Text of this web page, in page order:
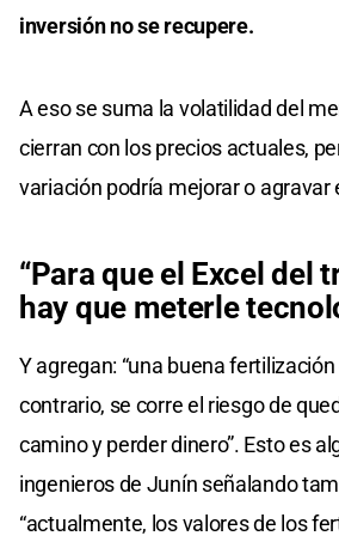
inversión no se recupere.
A eso se suma la volatilidad del
cierran con los precios actuales,
variación podría mejorar o agravar
“Para que el Excel del
hay que meterle
Y agregan: “una buena
contrario, se corre el riesgo de
camino y perder dinero”. Esto es
ingenieros de Junín señalando
“actualmente, los valores de los